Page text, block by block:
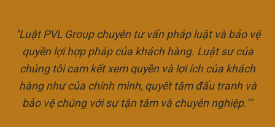
"Luật PVL Group chuyên tư vấn pháp luật và bảo vệ
quyền lợi hợp pháp của khách hàng. Luật sư của
chúng tôi cam kết xem quyền và lợi ích của khách
hàng như của chính mình, quyết tâm đấu tranh và
bảo vệ chúng với sự tận tâm và chuyên nghiệp.""